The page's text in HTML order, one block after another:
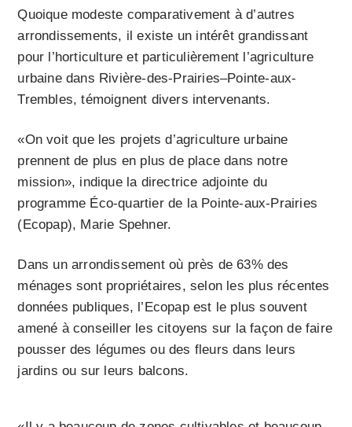
Quoique modeste comparativement à d’autres
arrondissements, il existe un intérêt grandissant
pour l’horticulture et particulièrement l’agriculture
urbaine dans Rivière-des-Prairies–Pointe-aux-
Trembles, témoignent divers intervenants.
«On voit que les projets d’agriculture urbaine
prennent de plus en plus de place dans notre
mission», indique la directrice adjointe du
programme Éco-quartier de la Pointe-aux-Prairies
(Ecopap), Marie Spehner.
Dans un arrondissement où près de 63% des
ménages sont propriétaires, selon les plus récentes
données publiques, l’Ecopap est le plus souvent
amené à conseiller les citoyens sur la façon de faire
pousser des légumes ou des fleurs dans leurs
jardins ou sur leurs balcons.